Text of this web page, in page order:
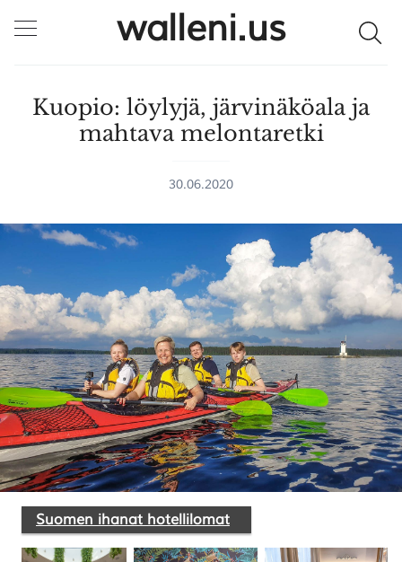
walleni.us
Kuopio: löylyjä, järvinäköala ja
mahtava melontaretki
30.06.2020
Suomen ihanat hotellilomat